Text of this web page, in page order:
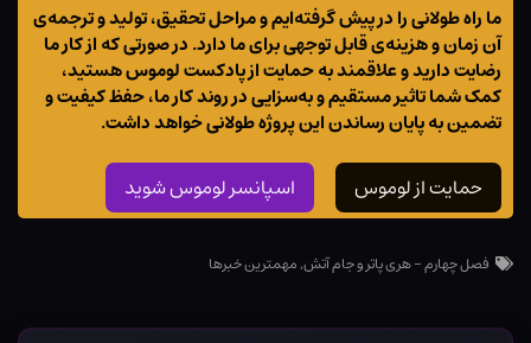
ما راه طولانی را در پیش گرفته‌ایم و مراحل تحقیق، تولید و ترجمه‌ی
آن زمان و هزینه‌ی قابل توجهی برای ما دارد. در صورتی که از کار ما
رضایت دارید و علاقمند به حمایت از پادکست لوموس هستید،
کمک شما تاثیر مستقیم و به‌سزایی در روند کار ما، حفظ کیفیت و
تضمین به پایان رساندن این پروژه طولانی خواهد داشت.
حمایت از لوموس اسپانسر لوموس شوید
فصل چهارم - هری پاتر و جام آتش,مهمترین خبرها